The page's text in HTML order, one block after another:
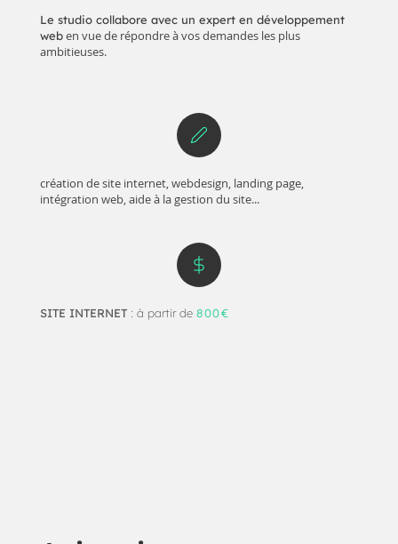
Le studio collabore avec un expert en développement
weben vue de répondre à vos demandes les plus
ambitieuses.
SITE INTERNET: à partir de 800€
création de site internet, webdesign, landing page,
intégration web, aide à la gestion du site...